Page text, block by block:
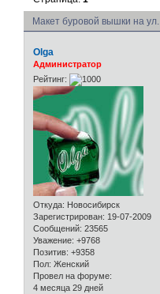
Макет буровой вышки на
Olga
Администратор
Рейтинг:
Откуда: Новосибирск
Зарегистрирован: 19-07-2009
Сообщений: 23565
Уважение: +9768
Позитив: +9358
Пол: Женский
Провел на форуме:
4 месяца 29 дней